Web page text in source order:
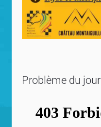
Problème du jour